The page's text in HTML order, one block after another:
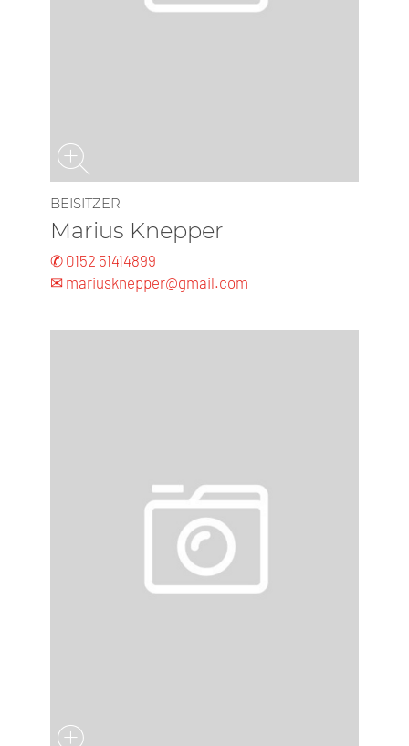
BEISITZER
Marius Knepper
✆ 0152 51414899
✉ mariusknepper@gmail.com